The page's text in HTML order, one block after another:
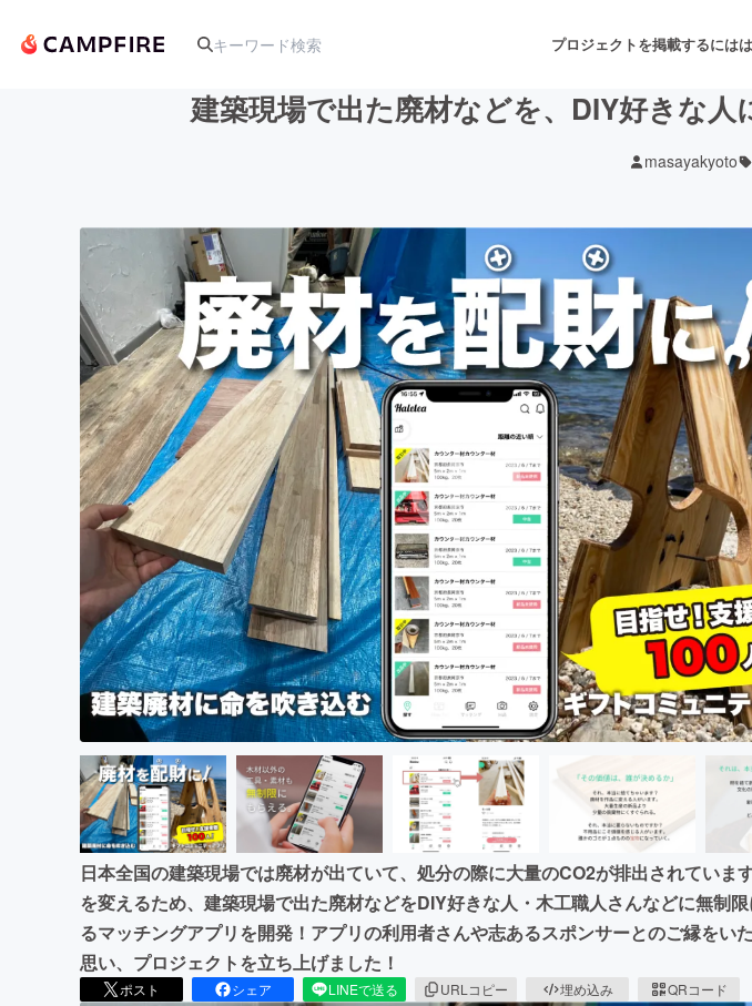
プロジェクトを掲載するには
アート・写真 音楽
テクノロジー・ガジェット ゲーム・サービス開発
映像・映画 書籍・雑誌出版
ビジネス・起業 チャレンジ
まちづくり・地域活性化
CAMPFIRE for Social
CAMPFIREふるさと納税
建築現場で出た廃材などを、DIY好きな
masayakyoto
日本全国の建築現場では廃材が出ていて、処分の際に大量のCO2が排出されていま
を変えるため、建築現場で出た廃材などをDIY好きな人・木工職人さんなどに無制
るマッチングアプリを開発！アプリの利用者さんや志あるスポンサーとのご縁をい
思い、プロジェクトを立ち上げました！
ポスト シェア LINEで送る URLコピー 埋め込み QRコード